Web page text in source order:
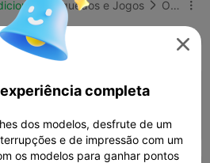
Brinquedos e Jogos  Outro 
K2 Pro
2 walls, 15% infill

completa
dos modelos, desfrute de um
e de impressão com um
os modelos para ganhar pontos